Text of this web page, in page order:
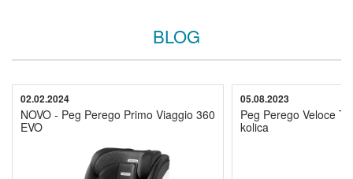
BLOG
02.02.2024
NOVO - Peg Perego Primo Viaggio 360
EVO
05.08.2023
Peg Perego Veloce
kolica